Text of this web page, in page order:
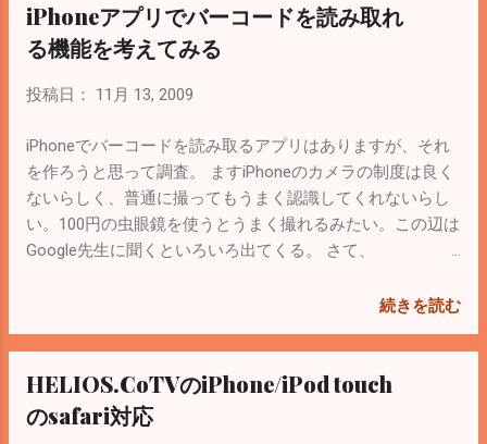
<JSON/JSON.h> をしといて、次のようなサ
ンプルコードで確認。 NSString *jsonData =
@"{\"name\":\"suganuma\",\"age\":29}";
NSDictionary *jsonItem = [jsonData
NSLogの結果はデバッガコンソールに出力
される。 参考にしたのは ここ のブログと
か
あとはサンプルプログラムを動かすなりし
て慣れる Objective-Cのコーディング規約は
下記サイトを参考に。 Google Objective-C
Style Guide（英語） Google Objective-C
Center]Coding Guidelines for Cocoa（英
語） インデントはタグではなくスペースを
使うのでXcodeの環境設定から次のように
変更する。 ページガイドも表示するように
設定する。 コーディング規約は初めの頃は
てくる。 作りながら見直していくのが近
見ながら覚えていく。 【Appli Developer
Connection】iPhone OS Reference Library
ただしautorelease（メモリ管理）に関して
は、しっかり理解しておく必要がありそ
iPhoneアプリでバーコードを読み取れ
る機能を考えてみる
投稿日： 11月 13, 2009
iPhoneでバーコードを読み取るアプリはありますが、それ
を作ろうと思って調査。 ますiPhoneのカメラの制度は良く
ないらしく、普通に撮ってもうまく認識してくれないらし
い。100円の虫眼鏡を使うとうまく撮れるみたい。この辺は
Google先生に聞くといろいろ出てくる。 さて、
ると、画像を解析して黒と白の線の幅を取得しないといけ
イセンス なのでiPhoneアプリでは使えない。（使った場合
はアプリと一緒にソースコードを配布しないといけな
い。） 例えば zebra というオープンソースのライブラリが
ある。GPL。 実際にコンパイルしてObjective-cで使ってみ
続きを読む
HELIOS.CoTVのiPhone/iPod touch
のsafari対応